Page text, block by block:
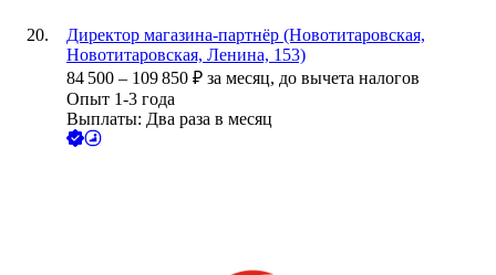
Директор магазина-партнёр (Новотитаровская,
Новотитаровская, Ленина, 153)
84 500 – 109 850 ₽ за месяц, до вычета налогов
Опыт 1-3 года
Выплаты: Два раза в месяц